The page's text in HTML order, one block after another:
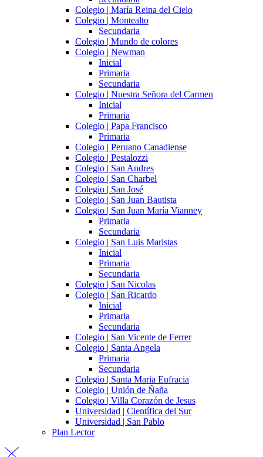
Colegio | María Reina del Cielo
Colegio | Montealto
Secundaria
Colegio | Mundo de colores
Colegio | Newman
Inicial
Primaria
Secundaria
Colegio | Nuestra Señora del Carmen
Inicial
Primaria
Colegio | Papa Francisco
Primaria
Colegio | Peruano Canadiense
Colegio | Pestalozzi
Colegio | San Andres
Colegio | San Charbel
Colegio | San José
Colegio | San Juan Bautista
Colegio | San Juan María Vianney
Primaria
Secundaria
Colegio | San Luis Maristas
Inicial
Primaria
Secundaria
Colegio | San Nicolas
Colegio | San Ricardo
Inicial
Primaria
Secundaria
Colegio | San Vicente de Ferrer
Colegio | Santa Angela
Primaria
Secundaria
Colegio | Santa Maria Eufracia
Colegio | Unión de Ñaña
Colegio | Villa Corazón de Jesus
Universidad | Científica del Sur
Universidad | San Pablo
Plan Lector